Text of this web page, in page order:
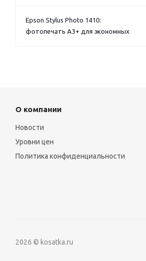
Epson Stylus Photo 1410:
фотопечать А3+ для экономных
О компании
Новости
Уровни цен
Политика конфиденциальности
2026 © kosatka.ru